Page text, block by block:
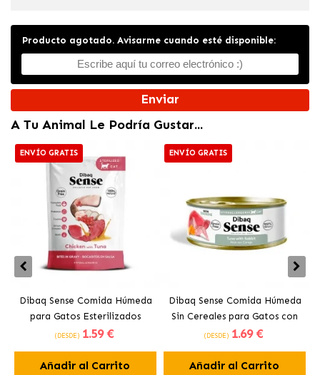
Producto agotado. Avisarme cuando esté disponible:
Enviar
A Tu Animal Le Podría Gustar...
ENVÍO GRATIS
Dibaq Sense Comida Húmeda
para Gatos Esterilizados
Bocaditos en Salsa con Pollo y
(DESDE) 1.59 €
Añadir al Carrito
ENVÍO GRATIS
Dibaq Sense Comida Húmeda
Sin Cereales para Gatos con
Atún con Conejo
(DESDE) 1.69 €
Añadir al Carrito